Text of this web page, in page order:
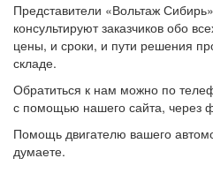
Представители «Вольтаж
консультируют заказчиков обо
цены, и сроки, и пути решения
складе.
Обратиться к нам можно по
с помощью нашего сайта, через
Помощь двигателю вашего
думаете.